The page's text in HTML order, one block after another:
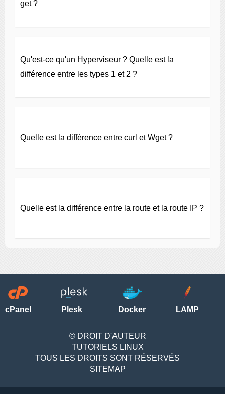
get ?
Qu'est-ce qu'un Hyperviseur ? Quelle est la
différence entre les types 1 et 2 ?
Quelle est la différence entre curl et Wget ?
Quelle est la différence entre la route et la route IP ?
cPanel Plesk Docker LAMP
© DROIT D'AUTEUR
TUTORIELS LINUX
TOUS LES DROITS SONT RÉSERVÉS
SITEMAP